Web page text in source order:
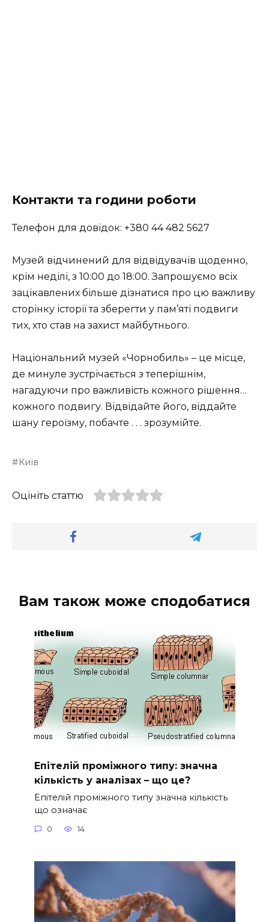
Контакти та години роботи
Телефон для довідок: +380 44 482 5627
Музей відчинений для відвідувачів щоденно,
крім неділі, з 10:00 до 18:00. Запрошуємо всіх
зацікавлених більше дізнатися про цю важливу
сторінку історії та зберегти у пам’яті подвиги
тих, хто став на захист майбутнього.
Національний музей «Чорнобиль» – це місце,
де минуле зустрічається з теперішнім,
нагадуючи про важливість кожного рішення…
кожного подвигу. Відвідайте його, віддайте
шану героїзму, побачте . . . зрозумійте.
Київ
Оцініть статтю
Вам також може сподобатися
Епітелій проміжного типу: значна
кількість у аналізах – що це?
Епітелій проміжного типу значна кількість
що означає
0 14